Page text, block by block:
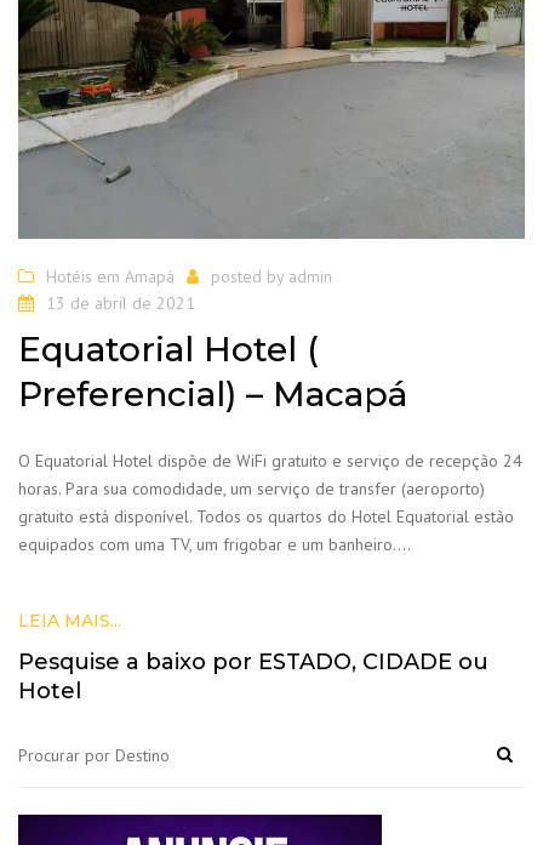
Hotéis em Amapá posted by admin
13 de abril de 2021
Equatorial Hotel (
Preferencial) – Macapá
O Equatorial Hotel dispõe de WiFi gratuito e serviço de recepção 24
horas. Para sua comodidade, um serviço de transfer (aeroporto)
gratuito está disponível. Todos os quartos do Hotel Equatorial estão
equipados com uma TV, um frigobar e um banheiro….
LEIA MAIS...
Pesquise a baixo por ESTADO, CIDADE ou
Hotel